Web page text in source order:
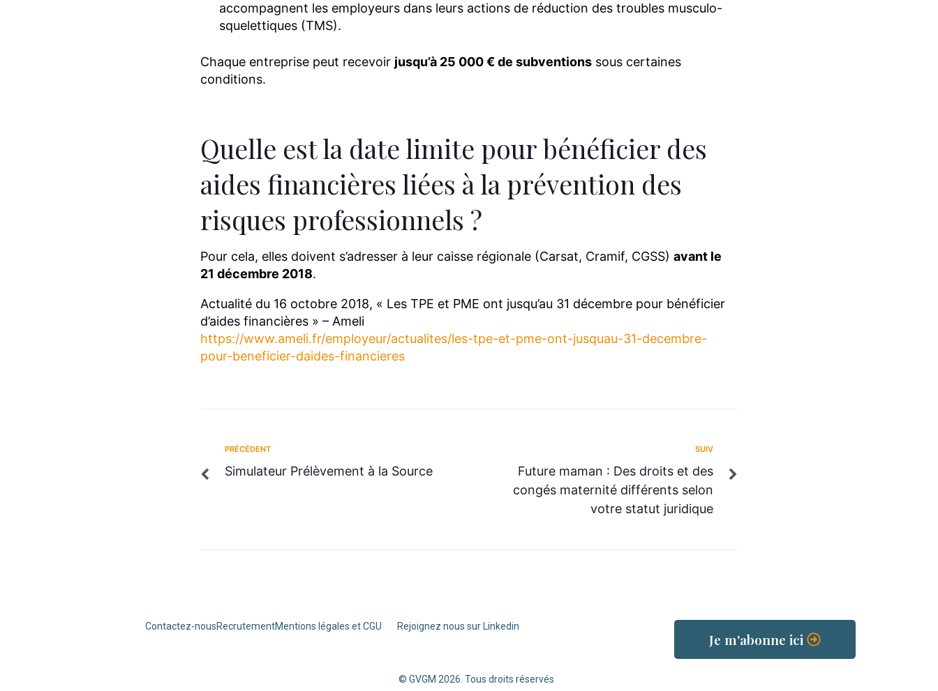
accompagnent les employeurs dans leurs actions de réduction des troubles musculo-
squelettiques (TMS).
Chaque entreprise peut recevoir jusqu’à 25 000 € de subventions sous certaines
conditions.
Quelle est la date limite pour bénéficier des
aides financières liées à la prévention des
risques professionnels ?
Pour cela, elles doivent s’adresser à leur caisse régionale (Carsat, Cramif, CGSS) avant le
21 décembre 2018.
Actualité du 16 octobre 2018, « Les TPE et PME ont jusqu’au 31 décembre pour bénéficier
d’aides financières » – Ameli
https://www.ameli.fr/employeur/actualites/les-tpe-et-pme-ont-jusquau-31-decembre-
pour-beneficier-daides-financieres
PRÉCÉDENT
Simulateur Prélèvement à la Source
SUIV
Future maman : Des droits et des
congés maternité différents selon
votre statut juridique
Contactez-nousRecrutementMentions légales et CGU Rejoignez nous sur Linkedin
Je m'abonne ici
© GVGM 2026. Tous droits réservés